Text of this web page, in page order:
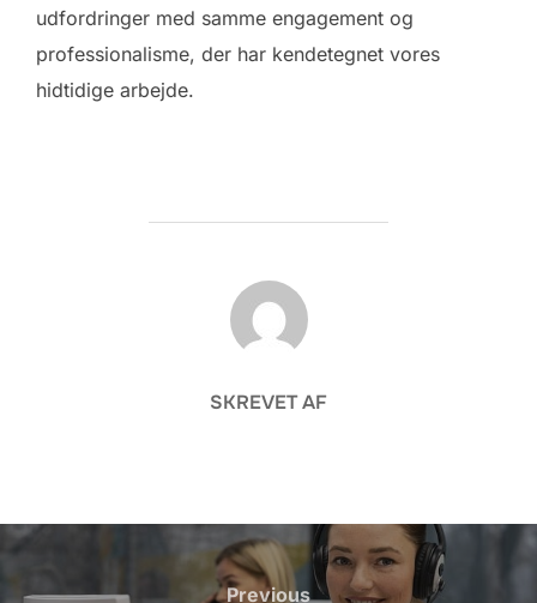
udfordringer med samme engagement og
professionalisme, der har kendetegnet vores
hidtidige arbejde.
FORFATTER
SKREVET AF
Indlægsnavigation
Previous
Previous